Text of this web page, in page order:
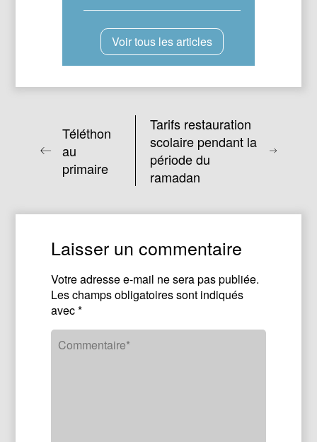
Voir tous les articles
Téléthon
au
primaire
Tarifs restauration
scolaire pendant la
période du
ramadan
Laisser un commentaire
Votre adresse e-mail ne sera pas publiée.
Les champs obligatoires sont indiqués
avec*